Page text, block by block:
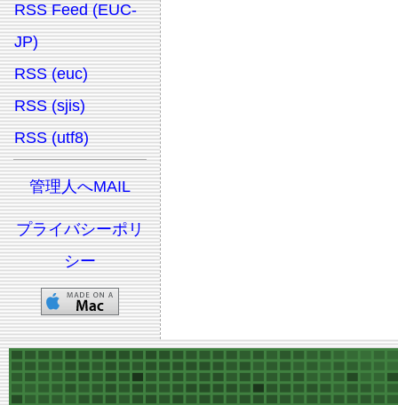
RSS Feed (EUC-
JP)
RSS (euc)
RSS (sjis)
RSS (utf8)
管理人へMAIL
プライバシーポリ
シー